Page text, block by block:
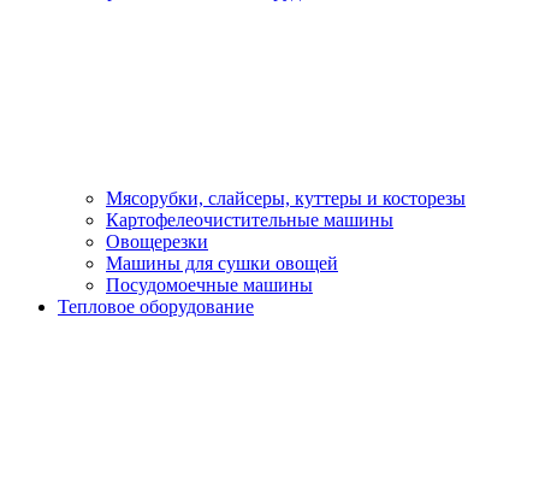
Мясорубки, слайсеры, куттеры и косторезы
Картофелеочистительные машины
Овощерезки
Машины для сушки овощей
Посудомоечные машины
Тепловое оборудование